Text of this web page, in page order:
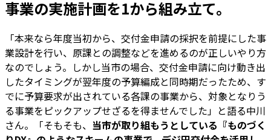
事業の実施計画を1から組み立て。
「本来なら年度当初から、交付金申請の採択を前提にした事
業設計を行い、原課との調整などを進めるのが正しいやり方
なのでしょう。しかし当市の場合、交付金申請に向け動き出
したタイミングが翌年度の予算編成と同時期だったため、す
でに予算要求が出されている各課の事業から、対象となりう
る事業をピックアップせざるを得ませんでした」と語る中川
さん。「そもそも、 当市が取り組もうとしている『ものづく